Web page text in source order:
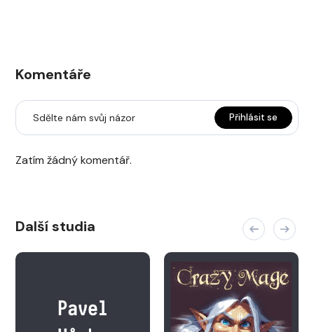
Komentáře
Sdělte nám svůj názor Přihlásit se
Zatím žádný komentář.
Další studia